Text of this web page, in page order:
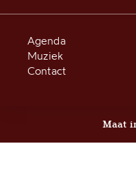
Agenda
Muziek
Contact
Maat